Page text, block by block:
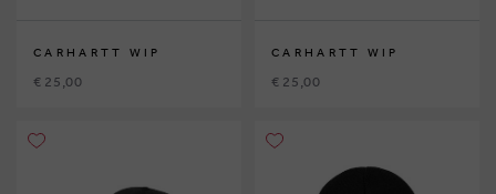
CARHARTT WIP
€ 25,00
CARHARTT WIP
€ 25,00